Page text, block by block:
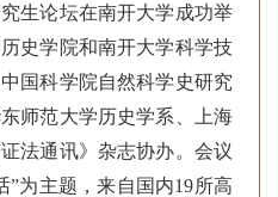
生论坛在南开大学成功举
史学院和南开大学科学技
国科学院自然科学史研究
师范大学历史学系、上海
法通讯》杂志协办。会议
”为主题，来自国内19所高